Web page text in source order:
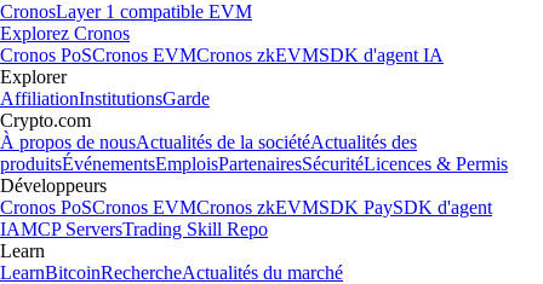
CronosLayer 1 compatible EVM
Explorez Cronos
Cronos PoSCronos EVMCronos zkEVMSDK d'agent IA
Explorer
AffiliationInstitutionsGarde
Crypto.com
À propos de nousActualités de la sociétéActualités des
produitsÉvénementsEmploisPartenairesSécuritéLicences & Permis
Développeurs
Cronos PoSCronos EVMCronos zkEVMSDK PaySDK d'agent
IAMCP ServersTrading Skill Repo
Learn
LearnBitcoinRechercheActualités du marché